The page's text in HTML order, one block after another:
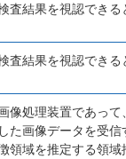
査結果を視認でき
結果を視認でき
処理装置であって、
た画像データを受
域を推定する領域